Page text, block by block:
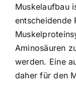
Muskelaufbau
entscheidende
Aminosäuren
werden. Eine
daher für den